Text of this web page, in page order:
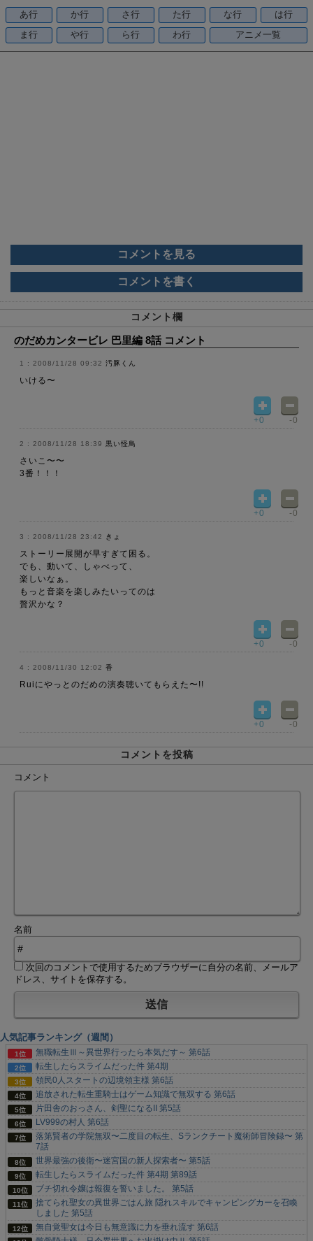
o
o
k
あ行 か行 さ行 た行 な行
は行
ま行
や行 ら行 わ行 アニメ一覧
コメントを見る
コメントを書く
コメント欄
のだめカンタービレ 巴里編 8話 コメント
2008/11/28 09:32 汚豚くん
いける〜
+0 -0
2008/11/28 18:39 黒い怪鳥
さいこ〜〜
3番！！！
+0 -0
2008/11/28 23:42 きょ
ストーリー展開が早すぎて困る。
でも、動いて、しゃべって、
楽しいなぁ。
もっと音楽を楽しみたいってのは
贅沢かな？
+0 -0
2008/11/30 12:02 香
Ruiにやっとのだめの演奏聴いてもらえた〜!!
+0 -0
コメントを投稿
コメント
名前
次回のコメントで使用するためブラウザーに自分の名前、メールア
ドレス、サイトを保存する。
人気記事ランキング（週間）
無職転生Ⅲ～異世界行ったら本気だす～ 第6話
転生したらスライムだった件 第4期
領民0人スタートの辺境領主様 第6話
追放された転生重騎士はゲーム知識で無双する 第6話
片田舎のおっさん、剣聖になるII 第5話
LV999の村人 第6話
落第賢者の学院無双〜二度目の転生、Sランクチート魔術師冒険録〜 第
7話
世界最強の後衛〜迷宮国の新人探索者〜 第5話
転生したらスライムだった件 第4期 第89話
ブチ切れ令嬢は報復を誓いました。 第5話
捨てられ聖女の異世界ごはん旅 隠れスキルでキャンピングカーを召喚
しました 第5話
無自覚聖女は今日も無意識に力を垂れ流す 第6話